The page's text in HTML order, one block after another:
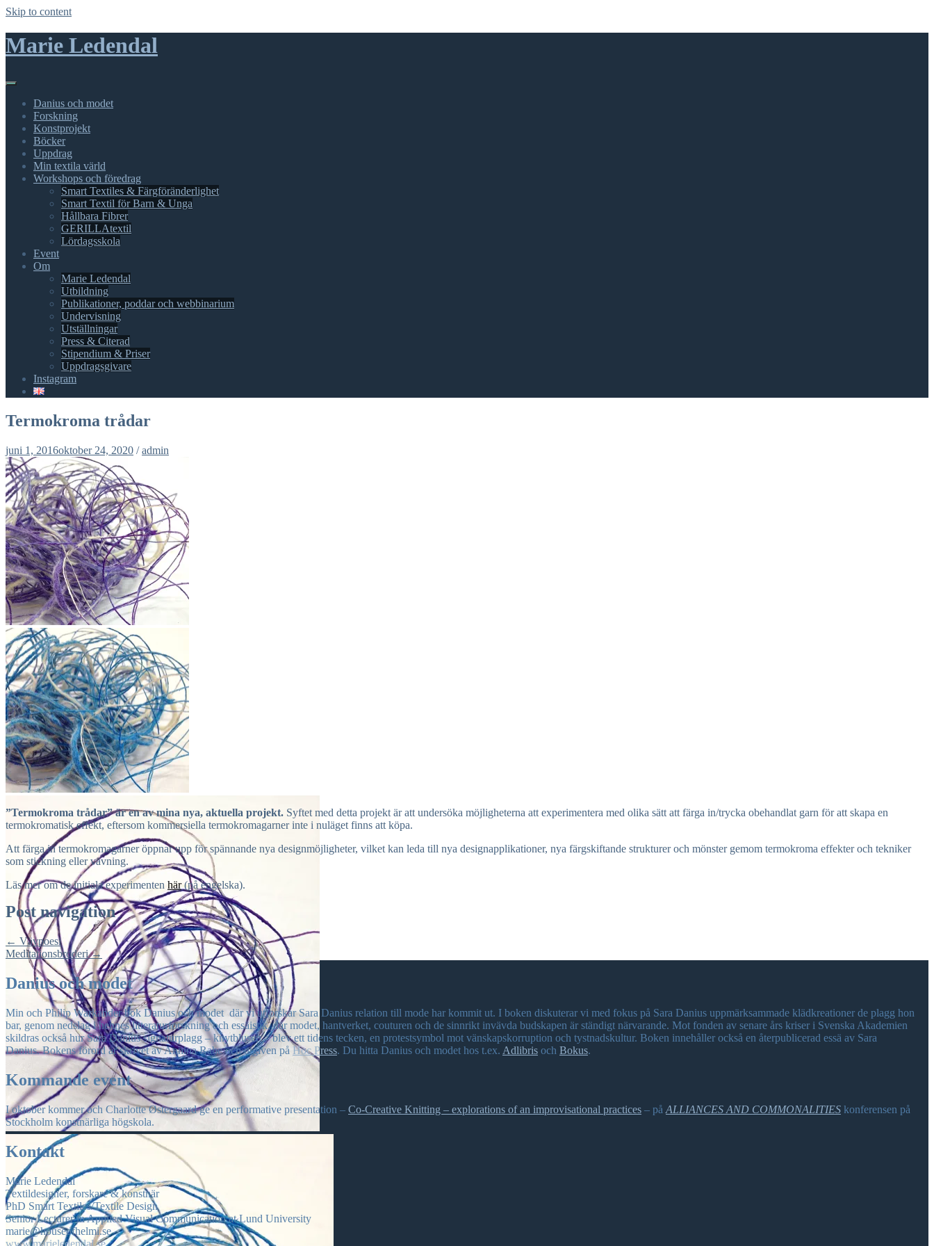
Skip to content
Marie Ledendal
Danius och modet
Forskning
Konstprojekt
Böcker
Uppdrag
Min textila värld
Workshops och föredrag
Smart Textiles & Färgföränderlighet
Smart Textil för Barn & Unga
Hållbara Fibrer
GERILLAtextil
Lördagsskola
Event
Om
Marie Ledendal
Utbildning
Publikationer, poddar och webbinarium
Undervisning
Utställningar
Press & Citerad
Stipendium & Priser
Uppdragsgivare
Instagram
Termokroma trådar
juni 1, 2016oktober 24, 2020 /admin
”Termokroma trådar” är en av mina nya, aktuella projekt. Syftet med detta projekt är att undersöka möjligheterna att experimentera med olika sätt att färga in/trycka obehandlat garn för att skapa en
termokromatisk effekt, eftersom kommersiella termokromagarner inte i nuläget finns att köpa.
Att färga in termokromagarner öppnar upp för spännande nya designmöjligheter, vilket kan leda till nya designapplikationer, nya färgskiftande strukturer och mönster gemom termokroma effekter och tekniker
som stickning eller vävning.
Läs mer om de initiala experimenten här(på engelska).
Post navigation
← Vävpoesi
Meditationsbroderi→
Danius och modet
Min och Philip Warkander bok Danius och modet där vi utforskar Sara Danius relation till mode har kommit ut. I boken diskuterar vi med fokus på Sara Danius uppmärksammade klädkreationer de plagg hon
bar, genom nedslag i hennes litteraturforskning och essäistik, där modet, hantverket, couturen och de sinnrikt invävda budskapen är ständigt närvarande. Mot fonden av senare års kriser i Svenska Akademien
skildras också hur Sara Danius signaturplagg – knytblusen – blev ett tidens tecken, en protestsymbol mot vänskapskorruption och tystnadskultur. Boken innehåller också en återpublicerad essä av Sara
Danius. Bokens förord är skrivet av Annina Rabe och utgiven på Hoc Press. Du hitta Danius och modet hos t.ex. Adlibris och Bokus.
Kommande event
I oktober kommer och Charlotte Østergaard ge en performative presentation – Co-Creative Knitting – explorations of an improvisational practices – på ALLIANCES AND COMMONALITIES konferensen på
Stockholm konstnärliga högskola.
Kontakt
Marie Ledendal
Textildesigner, forskare & konstnär
PhD Smart Textiles/Textile Design
Senior Lecturer in Applied Visual Communication at Lund University
marie@houseofhelmi.se
www.marieledendal.se